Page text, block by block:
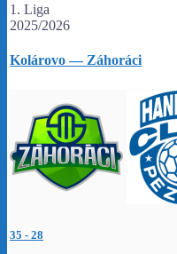
1. Liga
2025/2026
Kolárovo — Záhoráci
35 - 28